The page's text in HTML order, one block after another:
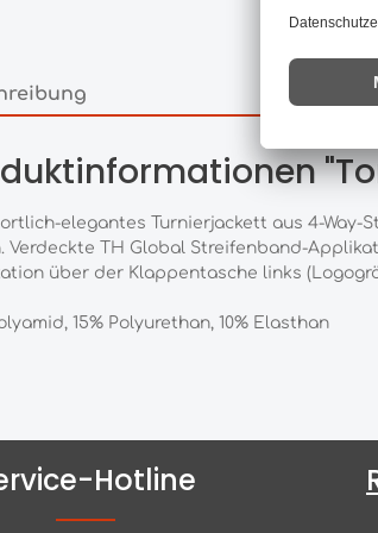
elegantes Turnierjackett aus 4-
Verdeckte TH Global Streifenband-
über der Klappentasche links
15% Polyurethan, 10% Elasthan
Hotline